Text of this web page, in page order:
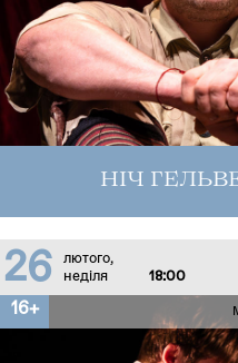
НІЧ
26
лютого,
неділя
18:00
16+